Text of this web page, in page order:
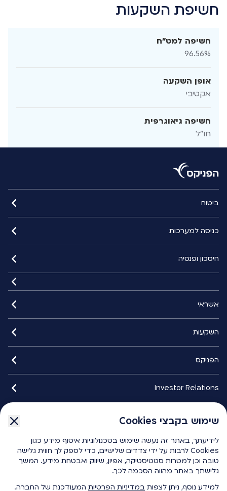
שימוש בקבצי Cookies
לידיעתך, באתר זה נעשה שימוש בטכנולוגיות איסוף מידע כגון
Cookies לרבות על ידי צדדים שלישיים, כדי לספק לך חווית גלישה
טובה וכן למטרות סטטיסטיקה, אפיון, שיווק ואבטחת מידע. המשך
גלישתך באתר מהווה הסכמה לכך.
למידע נוסף, ניתן לצפות במדיניות הפרטיות המעודכנת של החברה.
חשיפת השקעות
חשיפה למט"ח
96.56%
אופן השקעה
אקטיבי
חשיפה גיאוגרפית
חו"ל
ביטוח
כניסה למערכות
חיסכון ופנסיה
אשראי
השקעות
הפניקס
Investor Relations
הפניקס smart
כלים ומחשבונים